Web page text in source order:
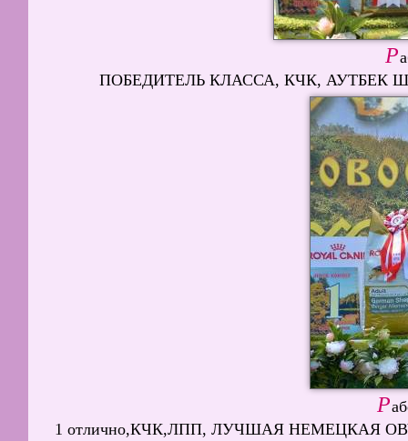
Р
ПОБЕДИТЕЛЬ КЛАССА, КЧК, АУТБЕК
Р
1 отлично,КЧК,ЛПП, ЛУЧШАЯ НЕМЕЦКАЯ